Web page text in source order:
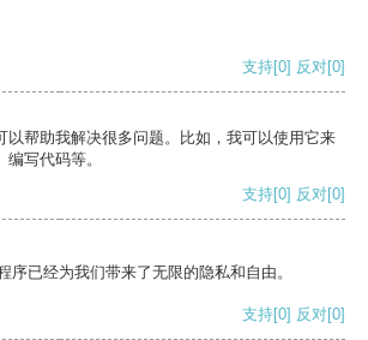
支持[0] 反对[0]
以帮助我解决很多问题。比如，我可以使用它来
写代码等。
支持[0] 反对[0]
序已经为我们带来了无限的隐私和自由。
支持[0] 反对[0]